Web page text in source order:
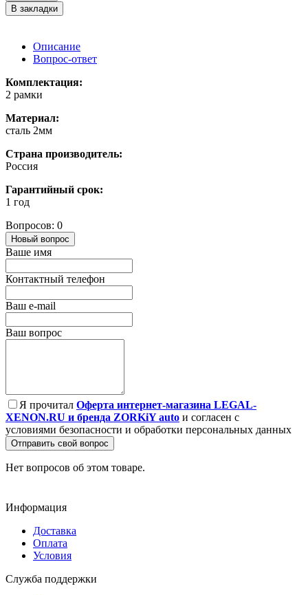
В закладки
Описание
Вопрос-ответ
Комплектация:
2 рамки
Материал:
сталь 2мм
Страна производитель:
Россия
Гарантийный срок:
1 год
Вопросов: 0
Новый вопрос
Ваше имя
Контактный телефон
Ваш e-mail
Ваш вопрос
Я прочитал Оферта интернет-магазина LEGAL-
XENON.RU и бренда ZORKiY auto и согласен с
условиями безопасности и обработки персональных данных
Отправить свой вопрос
Нет вопросов об этом товаре.
Информация
Доставка
Оплата
Условия
Служба поддержки